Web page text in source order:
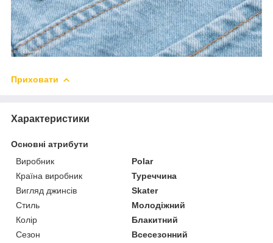
Приховати
Характеристики
Основні атрибути
Виробник
Polar
Країна виробник
Туреччина
Вигляд джинсів
Skater
Стиль
Молодіжний
Колір
Блакитний
Сезон
Всесезонний